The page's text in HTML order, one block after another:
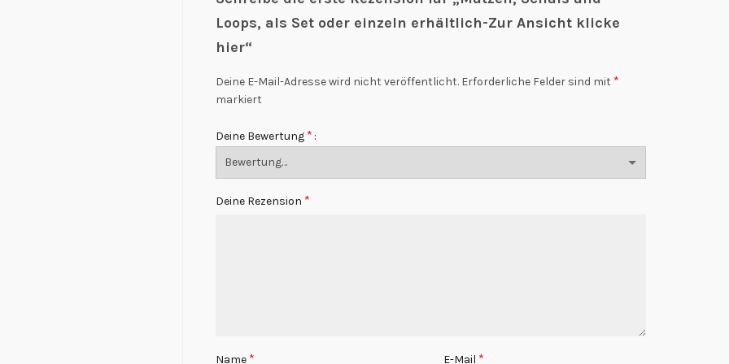
Loops, als Set oder einzeln erhältlich-Zur Ansicht klicke
hier“
Deine E-Mail-Adresse wird nicht veröffentlicht. Erforderliche Felder sind mit *
markiert
Deine Bewertung *
Deine Rezension *
Name * E-Mail *